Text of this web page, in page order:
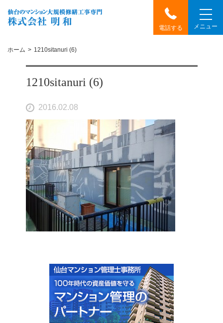
電話する メニュー
ホーム 1210sitanuri (6)
1210sitanuri (6)
2016.02.08